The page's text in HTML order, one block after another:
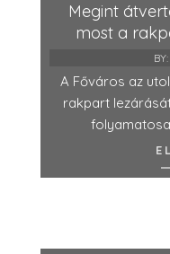
Megint
most a
BY:
A Főváros az
rakpart